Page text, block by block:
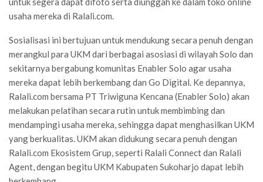
usaha mereka di Ralali.com.
Sosialisasi ini bertujuan untuk mendukung secara penuh dengan
merangkul para UKM dari berbagai asosiasi di wilayah Solo dan
sekitarnya bergabung komunitas Enabler Solo agar usaha
mereka dapat lebih berkembang dan Go Digital. Ke depannya,
Ralali.com bersama PT Triwiguna Kencana (Enabler Solo) akan
melakukan pelatihan secara rutin untuk membimbing dan
mendampingi usaha mereka, sehingga dapat menghasilkan UKM
yang berkualitas. UKM akan didukung secara penuh dengan
Ralali.com Ekosistem Grup, seperti Ralali Connect dan Ralali
Agent, dengan begitu UKM Kabupaten Sukoharjo dapat lebih